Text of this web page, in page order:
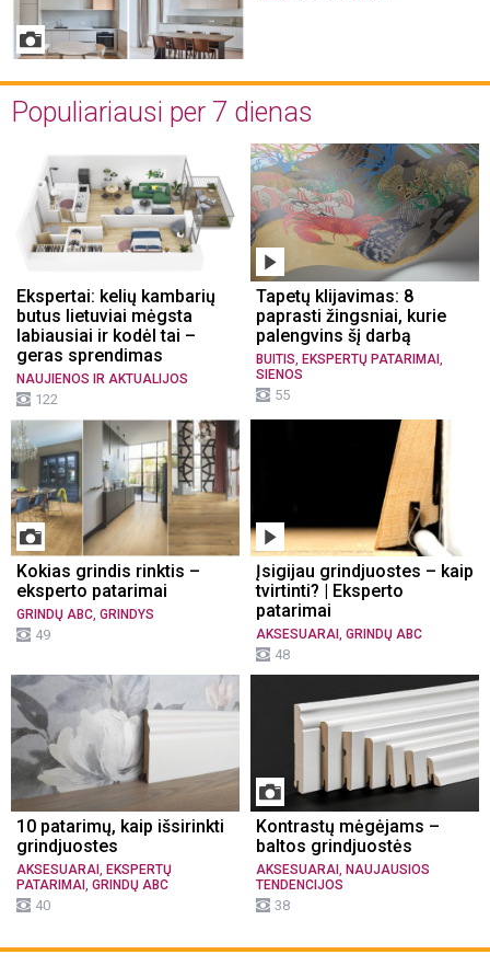
Populiariausi per 7 dienas
Ekspertai: kelių kambarių
butus lietuviai mėgsta
labiausiai ir kodėl tai –
geras sprendimas
NAUJIENOS IR AKTUALIJOS
122
Tapetų klijavimas: 8
paprasti žingsniai, kurie
palengvins šį darbą
BUITIS EKSPERTŲ PATARIMAI
SIENOS
55
Kokias grindis rinktis –
eksperto patarimai
GRINDŲ ABC, GRINDYS
49
Įsigijau grindjuostes – kaip
tvirtinti? | Eksperto
patarimai
AKSESUARAI , GRINDŲ ABC
48
10 patarimų, kaip išsirinkti
grindjuostes
AKSESUARAI , EKSPERTŲ
PATARIMAI , GRINDŲ ABC
40
Kontrastų mėgėjams –
baltos grindjuostės
AKSESUARAI , NAUJAUSIOS
TENDENCIJOS
38